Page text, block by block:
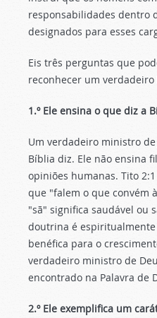
responsabilidades dentro
designados para esses
Eis três perguntas que
reconhecer um verdadeiro
1.º Ele ensina o que diz a
Um verdadeiro ministro
Bíblia diz. Ele não ensina
opiniões humanas. Tito
que "falem o que convém
"sã" significa saudável ou
doutrina é
benéfica para o
verdadeiro ministro de
encontrado na Palavra de
2.º Ele exemplifica um